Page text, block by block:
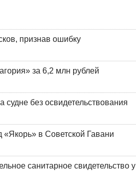
признав ошибку
за 6,2 млн рублей
без освидетельствования
в Советской Гавани
санитарное свидетельство у